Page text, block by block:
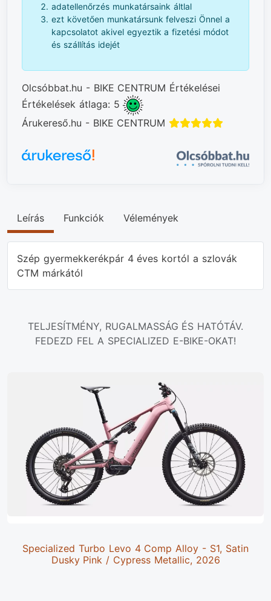
adatellenőrzés munkatársaink áltlal
ezt követően munkatársunk felveszi Önnel a
kapcsolatot akivel egyeztik a fizetési módot
és szállítás idejét
Olcsóbbat.hu - BIKE CENTRUM Értékelései
Értékelések átlaga: 5
Árukereső.hu - BIKE CENTRUM
Leírás Funkciók Vélemények
Szép gyermekkerékpár 4 éves kortól a szlovák
CTM márkától
TELJESÍTMÉNY, RUGALMASSÁG ÉS HATÓTÁV.
FEDEZD FEL A SPECIALIZED E-BIKE-OKAT!
Specialized Turbo Levo 4 Comp Alloy - S1, Satin
Dusky Pink / Cypress Metallic, 2026